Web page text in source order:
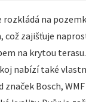
na
zajišťuje
na krytou
nabízí také
Bosch,